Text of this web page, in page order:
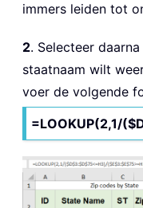
immers leiden tot
2. Selecteer
staatnaam wilt
voer de volgende
=LOOKUP(2,1/